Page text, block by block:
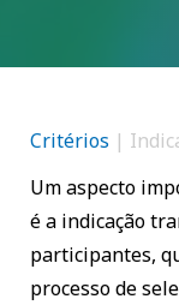
Critérios |
Um aspecto
é a indicação
participantes,
processo de